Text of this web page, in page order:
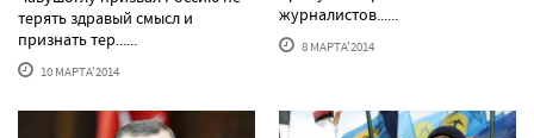
терять здравый смысл и
признать тер......
10 МАРТА'2014
журналистов......
8 МАРТА'2014